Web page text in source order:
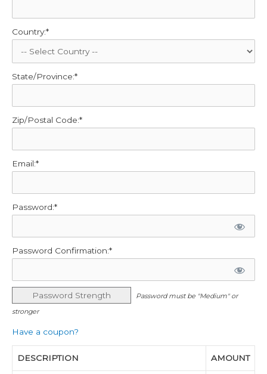
Country:*
State/Province:*
Zip/Postal Code:*
Email:*
Password:*
Password Confirmation:*
Password Strength
Password must be "Medium" or
stronger
Have a coupon?
DESCRIPTION AMOUNT